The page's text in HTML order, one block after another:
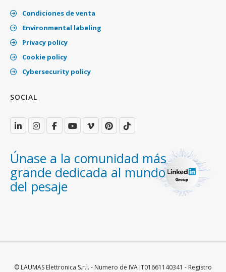
Condiciones de venta
Environmental labeling
Privacy policy
Cookie policy
Cybersecurity policy
SOCIAL
Únase a la comunidad más
grande dedicada al mundo
del pesaje
© LAUMAS Elettronica S.r.l. - Numero de IVA IT01661140341 - Registro